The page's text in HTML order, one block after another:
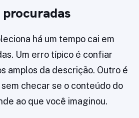
procuradas
há um tempo cai em
Um erro típico é confiar
amplos da descrição. Outro é
checar se o conteúdo do
ao que você imaginou.